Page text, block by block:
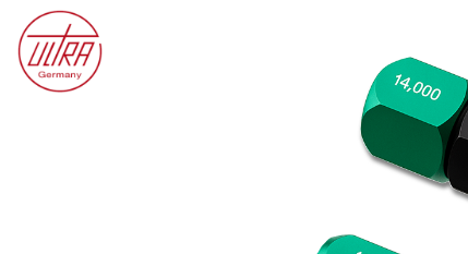
Bildergalerie überspringen